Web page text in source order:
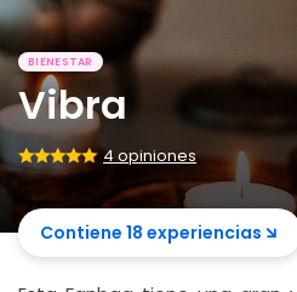
BIENESTAR
Vibra
4 opiniones
Contiene 18 experiencias